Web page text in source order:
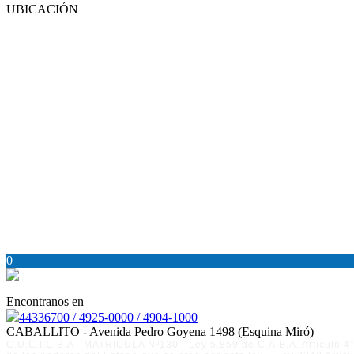
UBICACIÓN
0
Encontranos en
44336700 / 4925-0000 / 4904-1000
CABALLITO - Avenida Pedro Goyena 1498 (Esquina Miró)